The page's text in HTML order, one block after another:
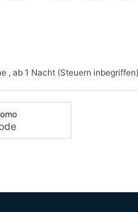
, ab 1 Nacht (Steuern inbegriffen)